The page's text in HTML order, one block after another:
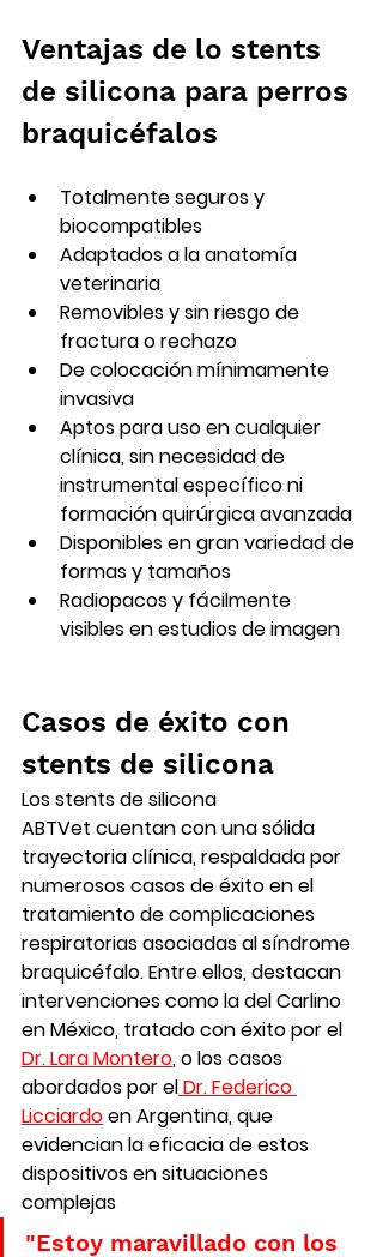
Ventajas de lo stents
de silicona para perros
braquicéfalos
Totalmente seguros y
biocompatibles
Adaptados a la anatomía
veterinaria
Removibles y sin riesgo de
fractura o rechazo
De colocación mínimamente
invasiva
Aptos para uso en cualquier
clínica, sin necesidad de
instrumental específico ni
formación quirúrgica avanzada
Disponibles en gran variedad de
formas y tamaños
Radiopacos y fácilmente
visibles en estudios de imagen
Casos de éxito con
stents de silicona
Los stents de silicona
ABTVet cuentan con una sólida
trayectoria clínica, respaldada por
numerosos casos de éxito en el
tratamiento de complicaciones
respiratorias asociadas al síndrome
braquicéfalo. Entre ellos, destacan
intervenciones como la del Carlino
en México, tratado con éxito por el
Dr. Lara Montero, o los casos
abordados por elDr. Federico
Licciardo en Argentina, que
evidencian la eficacia de estos
dispositivos en situaciones
complejas
"Estoy maravillado con los